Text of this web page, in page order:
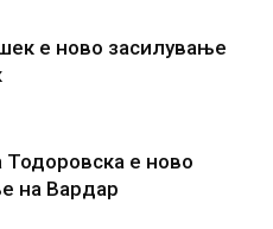
е ново засилување
Тодоровска е ново
на Вардар